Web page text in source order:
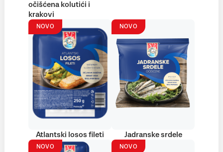
očišćena kolutići i
krakovi
NOVO
Atlantski losos fileti
NOVO
Jadranske srdele
NOVO NOVO